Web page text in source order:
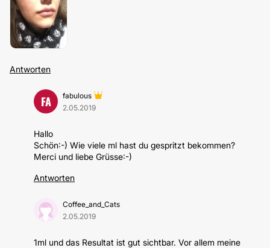
Antworten
FA
fabulous
2.05.2019
Hallo
Schön:-) Wie viele ml hast du gespritzt bekommen?
Merci und liebe Grüsse:-)
Antworten
Coffee_and_Cats
2.05.2019
1ml und das Resultat ist gut sichtbar. Vor allem meine